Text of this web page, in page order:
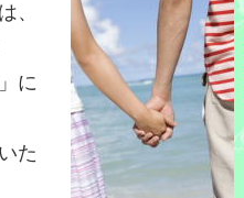
、
に
た